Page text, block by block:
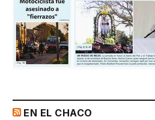
EN EL CHACO